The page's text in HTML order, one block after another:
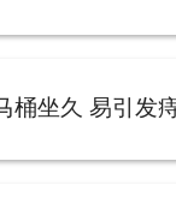
桶坐久 易引发